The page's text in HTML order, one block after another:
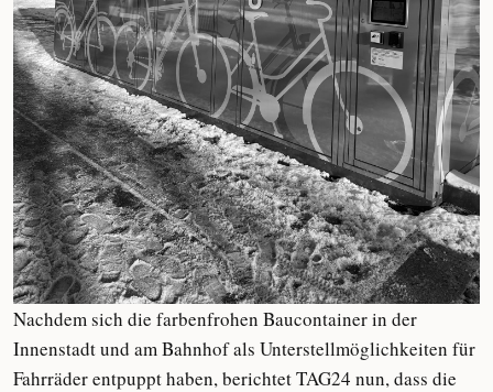
Nachdem sich die farbenfrohen Baucontainer in der
Innenstadt und am Bahnhof als Unterstellmöglichkeiten für
Fahrräder entpuppt haben, berichtet TAG24 nun, dass die